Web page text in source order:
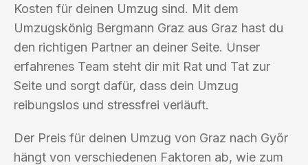
Kosten für deinen Umzug sind. Mit dem
Umzugskönig Bergmann Graz aus Graz hast du
den richtigen Partner an deiner Seite. Unser
erfahrenes Team steht dir mit Rat und Tat zur
Seite und sorgt dafür, dass dein Umzug
reibungslos und stressfrei verläuft.
Der Preis für deinen Umzug von Graz nach Győr
hängt von verschiedenen Faktoren ab, wie zum